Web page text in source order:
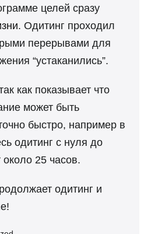
целей сразу
. Одитинг проходил
перерывами для
“устаканились”.
как показывает что
может быть
быстро, например в
одитинг с нуля до
около 25 часов.
одитинг и